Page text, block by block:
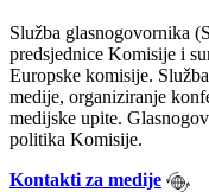
Služba glasnogovornika
predsjednice Komisije i
Europske komisije.
medije, organiziranje
medijske upite.
politika Komisije.
Kontakti za medije